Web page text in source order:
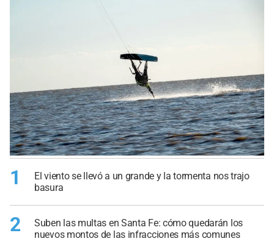
1
El viento se llevó a un grande y la tormenta nos trajo
basura
2
Suben las multas en Santa Fe: cómo quedarán los
nuevos montos de las infracciones más comunes